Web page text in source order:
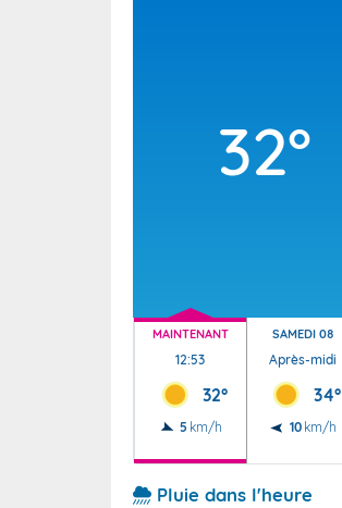
32°
MAINTENANT
12:53
32°
5 km/h
SAMEDI 08
Après-midi
34°
10 km/h
Pluie dans l'heure